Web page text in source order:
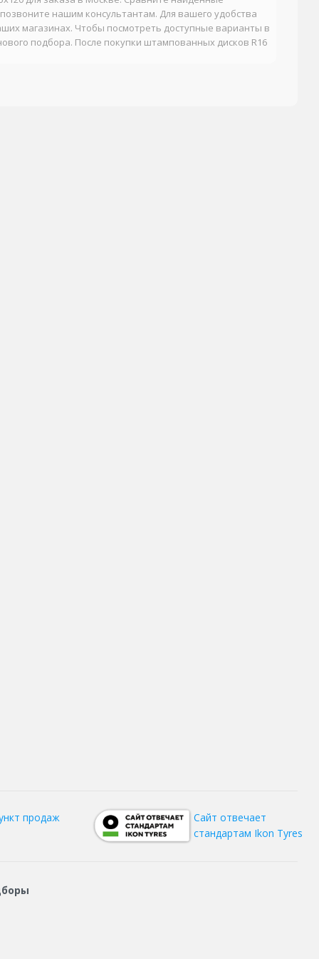
нашим консультантам. Для вашего удобства
магазинах. Чтобы посмотреть доступные варианты в
подбора. После покупки штампованных дисков R16
продаж
Сайт отвечает
стандартам Ikon Tyres